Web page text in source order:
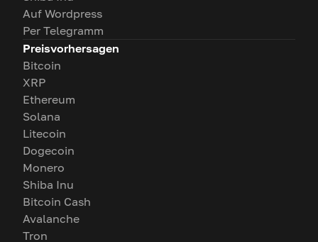
Auf Wordpress
Per Telegramm
Preisvorhersagen
Bitcoin
XRP
Ethereum
Solana
Litecoin
Dogecoin
Monero
Shiba Inu
Bitcoin Cash
Avalanche
Tron